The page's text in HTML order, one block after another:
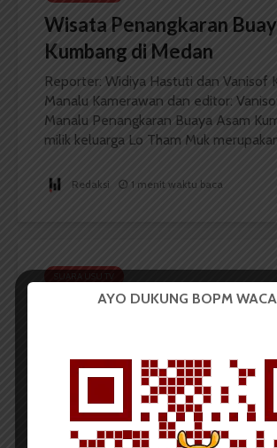
Wisata Penangkaran
Kumbang di Medan
Reporter: Widiya Hastuti dan Vanisof
Manalu Kamerawan dan editor:
Manalu Penangkaran Buaya Asam
milik keluarga Lo Tham Muk
Redaksi 1 menit waktu baca
Mahasiswa Pertanyakan
Oleh: Vanisof Kristin Manalu Selasa 23
mahasiswa USU mendatangi biro
menyampaikan aspirasi. Aksi dalam
terbuka ini dipimpin oleh Koordinator
AYO DUKUNG BOPM